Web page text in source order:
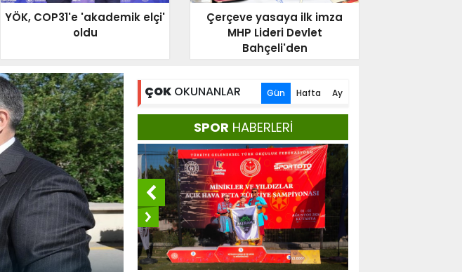
YÖK, COP31'e 'akademik elçi'
oldu
Çerçeve yasaya ilk imza
MHP Lideri Devlet
Bahçeli'den
KÜLTÜR - SANAT
ÇOK OKUNANLAR Gün Hafta Ay
SPOR HABERLERİ